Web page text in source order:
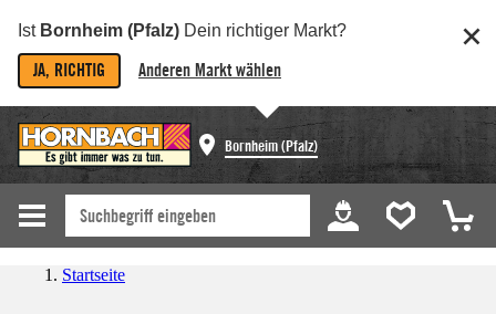
Ist Bornheim (Pfalz) Dein richtiger Markt?
JA, RICHTIG Anderen Markt wählen
Bornheim (Pfalz)
Startseite